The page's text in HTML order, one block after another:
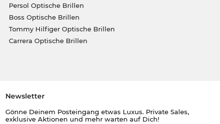
Persol Optische Brillen
Boss Optische Brillen
Tommy Hilfiger Optische Brillen
Carrera Optische Brillen
Newsletter
Gönne Deinem Posteingang etwas Luxus. Private Sales,
exklusive Aktionen und mehr warten auf Dich!